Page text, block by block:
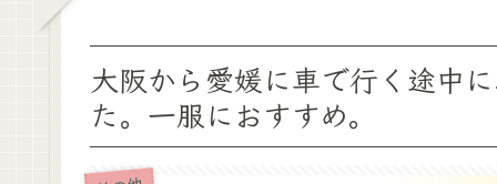
大阪から愛媛に車で行く途中
た。一服におすすめ。